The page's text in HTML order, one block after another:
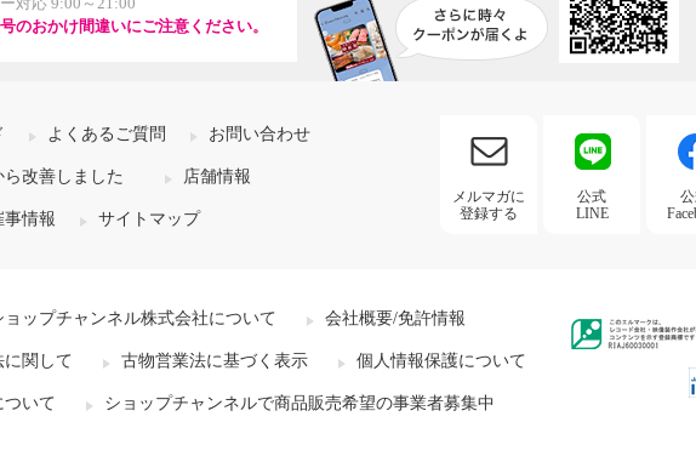
のおかけ間違いにご注意ください。
よくあるご質問 お問い合わせ
改善しました 店舗情報
事情報 サイトマップ
メルマガに
登録する
公式
LINE
ョップチャンネル株式会社について 会社概要/免許情報
に関して 古物営業法に基づく表示 個人情報保護について
ついて ショップチャンネルで商品販売希望の事業者募集中